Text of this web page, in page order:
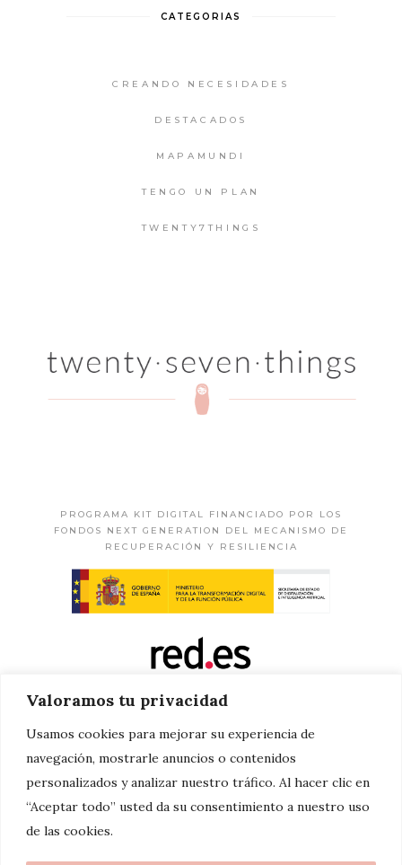
Valoramos tu privacidad
Usamos cookies para mejorar su experiencia de
navegación, mostrarle anuncios o contenidos
personalizados y analizar nuestro tráfico. Al hacer clic en
“Aceptar todo” usted da su consentimiento a nuestro uso
de las cookies.
CATEGORIAS
CREANDO NECESIDADES
DESTACADOS
MAPAMUNDI
TENGO UN PLAN
TWENTY7THINGS
PROGRAMA KIT DIGITAL FINANCIADO POR LOS
FONDOS NEXT GENERATION DEL MECANISMO DE
RECUPERACIÓN Y RESILIENCIA